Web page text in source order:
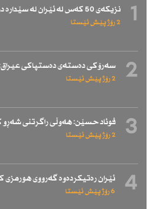
1 نزیكەی 50 كەس لە ئێران لە سێدارە دراون
2 رۆژ پێش ئێستا
2 سەرۆكی دەستەی دەستپاكی
2 رۆژ پێش ئێستا
3 فوئاد حسێن: هەوڵی راگرتنی شەڕو
2 رۆژ پێش ئێستا
4 ئێران رەتیكردەوە گەرووی هورمزی
6 رۆژ پێش ئێستا